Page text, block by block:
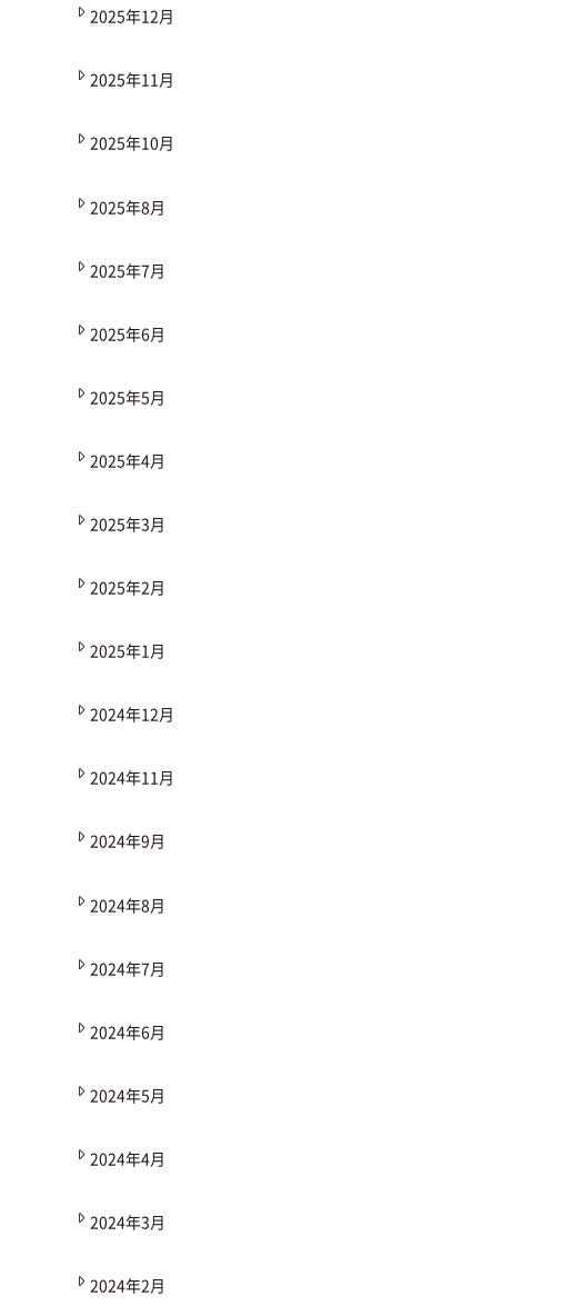
2025年12月
2025年11月
2025年10月
2025年8月
2025年7月
2025年6月
2025年5月
2025年4月
2025年3月
2025年2月
2025年1月
2024年12月
2024年11月
2024年9月
2024年8月
2024年7月
2024年6月
2024年5月
2024年4月
2024年3月
2024年2月